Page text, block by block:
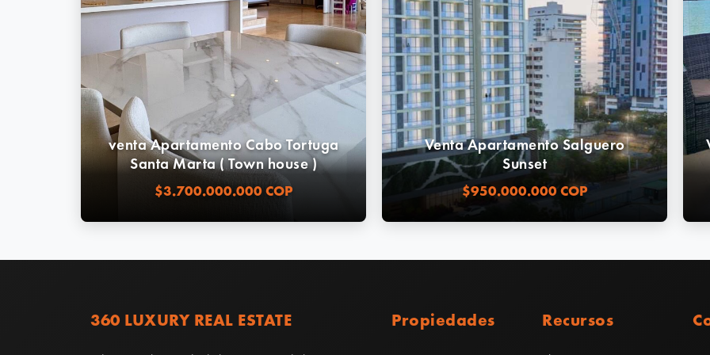
venta Apartamento Cabo Tortuga
Santa Marta ( Town house )
$3.700.000.000 COP
Venta Apartamento Salguero
Sunset
$950.000.000 COP
360 LUXURY REAL ESTATE Propiedades Recursos